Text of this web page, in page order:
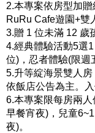
2.本專案依房型加
RuRu Cafe遊園+雙
3.贈 1 位未滿 12 歲
4.經典體驗活動5選
位)，忍者體驗(限週
5.升等綻海景雙人
依飯店公告為主。
6.本專案限每房兩
早餐宵夜)，兒童
夜)。